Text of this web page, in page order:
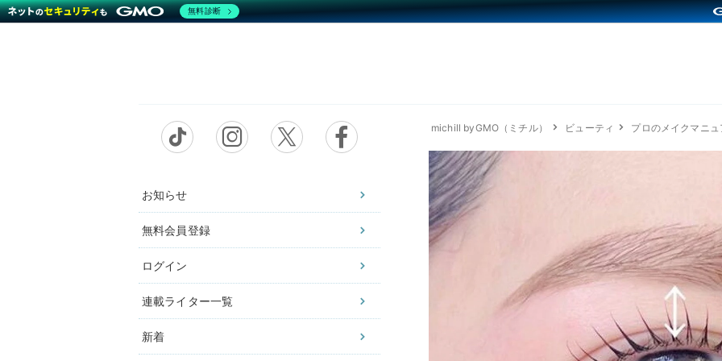
お知らせ
無料会員登録
ログイン
連載ライター一覧
新着
michill byGMO（ミチル） ビューティ プロのメイクマニュ
無料診断